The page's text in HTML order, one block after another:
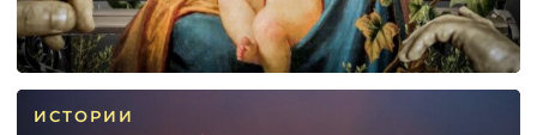
ИСТОРИИ